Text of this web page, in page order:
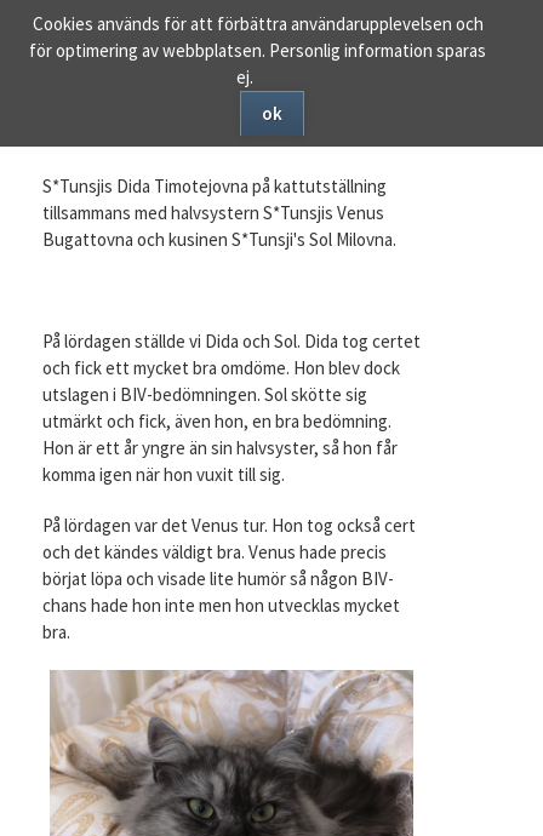
Ta
bort
Dida, Sol och Venus i Åhus
S*Tunsjis Dida Timotejovna på kattutställning
tillsammans med halvsystern S*Tunsjis Venus
Bugattovna och kusinen S*Tunsji's Sol Milovna.
På lördagen ställde vi Dida och Sol. Dida tog certet
och fick ett mycket bra omdöme. Hon blev dock
utslagen i BIV-bedömningen. Sol skötte sig
utmärkt och fick, även hon, en bra bedömning.
Hon är ett år yngre än sin halvsyster, så hon får
komma igen när hon vuxit till sig.
På lördagen var det Venus tur. Hon tog också cert
och det kändes väldigt bra. Venus hade precis
börjat löpa och visade lite humör så någon BIV-
chans hade hon inte men hon utvecklas mycket
bra.
Cookies används för att förbättra användarupplevelsen och
för optimering av webbplatsen. Personlig information sparas
ej.
ok